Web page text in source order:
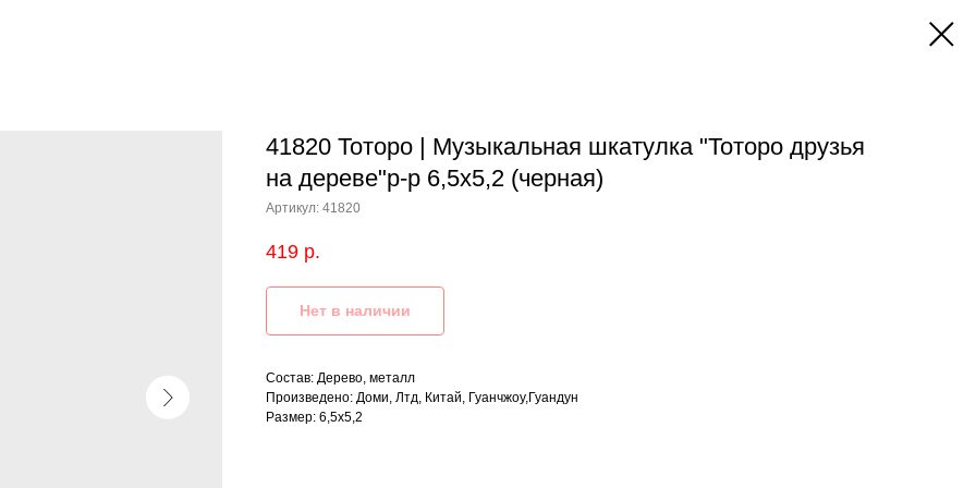
41820 Тоторо | Музыкальная шкатулка "Тоторо друзья
на дереве"р-р 6,5х5,2 (черная)
Артикул: 41820
419 р.
Нет в наличии
Состав: Дерево, металл
Произведено: Доми, Лтд, Китай, Гуанчжоу,Гуандун
Размер: 6,5х5,2